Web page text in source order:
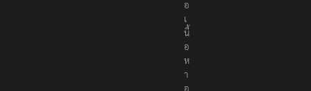
ส
น
อ
เ
นื้
อ